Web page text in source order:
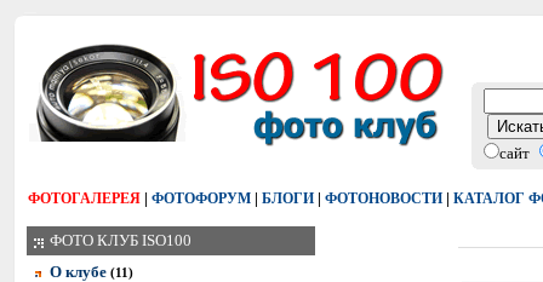
сайт
ФОТОГАЛЕРЕЯ | ФОТОФОРУМ | БЛОГИ | ФОТОНОВОСТИ | КАТАЛОГ
ФОТО КЛУБ ISO100
О клубе (11)